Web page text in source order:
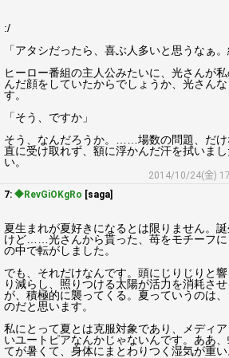
:/
「アタシだったら、喜ぶ人多いと思うなぁ
ヒーロー番組の主人公みたいに、光さんが
んだ顔をしていたからでしょうか、光さん
す。
「そう、ですか」
そう、なんだろうか。……場数の問題、だけ
直に受け取れず、額に浮かんだ汗を拭いま
い。
2014/10/24(金)
7: ◆RevGiOKgRo [saga]
夏生まれが夏好きになるとは限りません。
けど……光さんから貰った、苺をモチーフに
の中で転がしました。
でも、それだけなんです。頭にじりじりと
り減らし、照りつける太陽が活力を消耗さ
が、積極的に襲ってくる。夏っていうのは
のだと思います。
私にとって夏とは克服対象であり、メディ
いユートピアなんかじゃないんです。ああ
てが暑くて、身体にまとわりつく湿気が重い